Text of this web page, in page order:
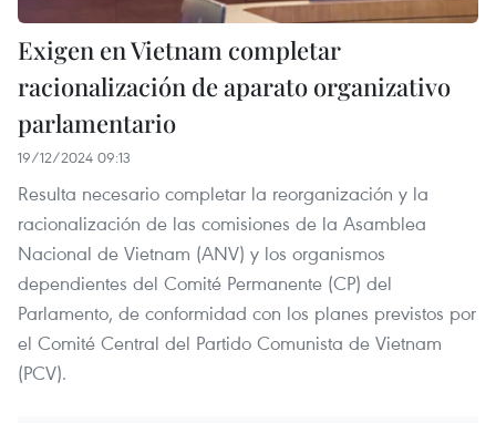
Exigen en Vietnam completar
racionalización de aparato organizativo
parlamentario
19/12/2024 09:13
Resulta necesario completar la reorganización y la
racionalización de las comisiones de la Asamblea
Nacional de Vietnam (ANV) y los organismos
dependientes del Comité Permanente (CP) del
Parlamento, de conformidad con los planes previstos por
el Comité Central del Partido Comunista de Vietnam
(PCV).